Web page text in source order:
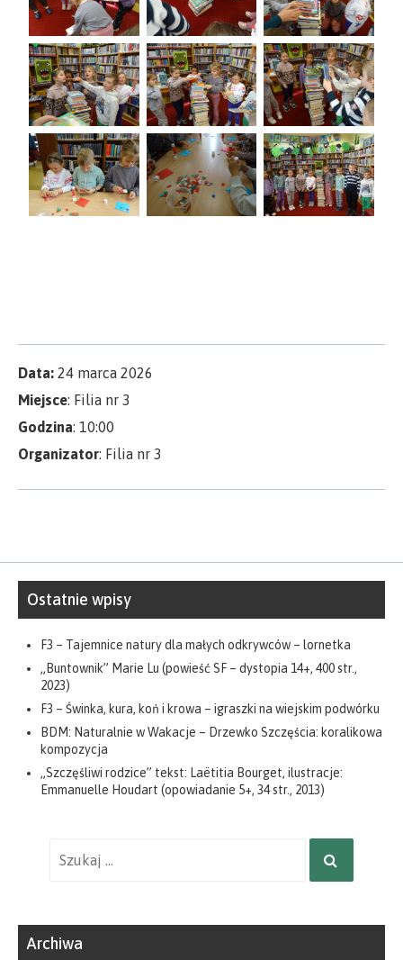
Data: 24 marca 2026
Miejsce: Filia nr 3
Godzina: 10:00
Organizator: Filia nr 3
Ostatnie wpisy
F3 – Tajemnice natury dla małych odkrywców – lornetka
„Buntownik” Marie Lu (powieść SF – dystopia 14+, 400 str.,
2023)
F3 – Świnka, kura, koń i krowa – igraszki na wiejskim podwórku
BDM: Naturalnie w Wakacje – Drzewko Szczęścia: koralikowa
kompozycja
„Szczęśliwi rodzice” tekst: Laëtitia Bourget, ilustracje:
Emmanuelle Houdart (opowiadanie 5+, 34 str., 2013)
SZUKAJ
Archiwa